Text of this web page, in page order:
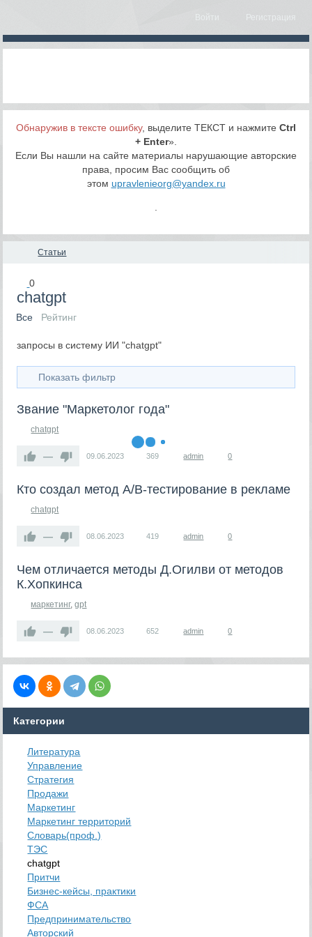
Войти Регистрация
Обнаружив в тексте ошибку, выделите ТЕКСТ и нажмите Ctrl
+ Enter».
Если Вы нашли на сайте материалы нарушающие авторские
права, просим Вас сообщить об
этом upravlenieorg@yandex.ru
Статьи
0
chatgpt
Все Рейтинг
запросы в систему ИИ "chatgpt"
Показать фильтр
Звание "Маркетолог года"
chatgpt
— 09.06.2023 369 admin 0
Кто создал метод A/B-тестирование в рекламе
chatgpt
— 08.06.2023 419 admin 0
Чем отличается методы Д.Огилви от методов
К.Хопкинса
маркетинг,gpt
— 08.06.2023 652 admin 0
Категории
Литература
Управление
Стратегия
Продажи
Маркетинг
Маркетинг территорий
Словарь(проф.)
ТЭС
chatgpt
Притчи
Бизнес-кейсы, практики
ФСА
Предпринимательство
Авторский